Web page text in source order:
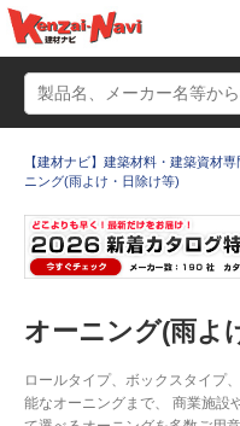
かたなび
すまいリング
【建材ナビ】建築材料・建築資材
ニング(雨よけ・日除け等)
オーニング(雨よ
ロールタイプ、ボックスタイプ
能なオーニングまで、 商業施設